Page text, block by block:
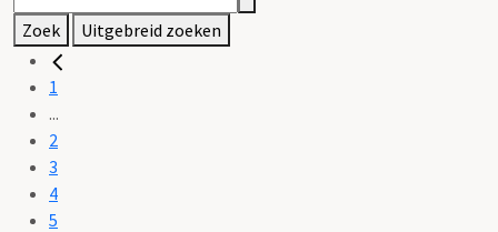
Zoek Uitgebreid zoeken
1
...
2
3
4
5